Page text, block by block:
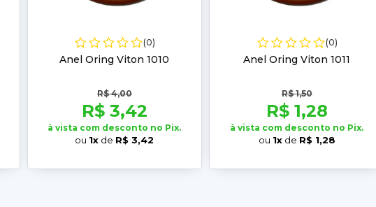
(0)
Anel Oring Viton 1010
R$ 4,00
R$ 3,42
à vista com desconto no Pix.
ou 1x de R$ 3,42
(0)
Anel Oring Viton 1011
R$ 1,50
R$ 1,28
à vista com desconto no Pix.
ou 1xde R$ 1,28